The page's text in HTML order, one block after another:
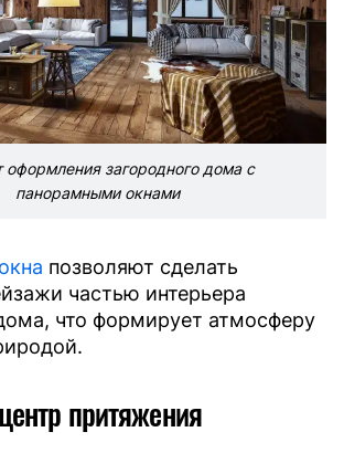
оформления загородного дома с
панорамными окнами
позволяют сделать
частью интерьера
что формирует атмосферу
притяжения